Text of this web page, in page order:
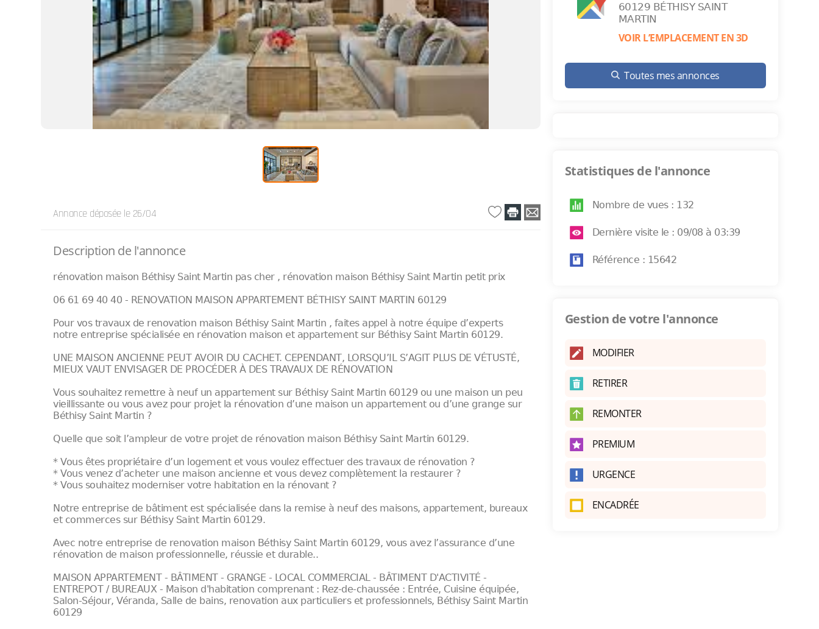
Annonce déposée le 26/04
Description de l'annonce
rénovation maison Béthisy Saint Martin pas cher , rénovation maison Béthisy Saint Martin petit prix
06 61 69 40 40 - RENOVATION MAISON APPARTEMENT BÉTHISY SAINT MARTIN 60129
Pour vos travaux de renovation maison Béthisy Saint Martin , faites appel à notre équipe d’experts
notre entreprise spécialisée en rénovation maison et appartement sur Béthisy Saint Martin 60129.
UNE MAISON ANCIENNE PEUT AVOIR DU CACHET. CEPENDANT, LORSQU’IL S’AGIT PLUS DE VÉTUSTÉ,
MIEUX VAUT ENVISAGER DE PROCÉDER À DES TRAVAUX DE RÉNOVATION
Vous souhaitez remettre à neuf un appartement sur Béthisy Saint Martin 60129 ou une maison un peu
vieillissante ou vous avez pour projet la rénovation d’une maison un appartement ou d’une grange sur
Béthisy Saint Martin ?
Quelle que soit l’ampleur de votre projet de rénovation maison Béthisy Saint Martin 60129.
* Vous êtes propriétaire d’un logement et vous voulez effectuer des travaux de rénovation ?
* Vous venez d’acheter une maison ancienne et vous devez complètement la restaurer ?
* Vous souhaitez moderniser votre habitation en la rénovant ?
Notre entreprise de bâtiment est spécialisée dans la remise à neuf des maisons, appartement, bureaux
et commerces sur Béthisy Saint Martin 60129.
Avec notre entreprise de renovation maison Béthisy Saint Martin 60129, vous avez l’assurance d’une
rénovation de maison professionnelle, réussie et durable..
MAISON APPARTEMENT - BÂTIMENT - GRANGE - LOCAL COMMERCIAL - BÂTIMENT D'ACTIVITÉ -
ENTREPOT / BUREAUX - Maison d'habitation comprenant : Rez-de-chaussée : Entrée, Cuisine équipée,
Salon-Séjour, Véranda, Salle de bains, renovation aux particuliers et professionnels, Béthisy Saint Martin
60129
60129 BÉTHISY SAINT
MARTIN
VOIR L’EMPLACEMENT EN 3D
Toutes mes annonces
Statistiques de l'annonce
Nombre de vues : 132
Dernière visite le : 09/08 à 03:39
Référence : 15642
Gestion de votre l'annonce
MODIFIER
RETIRER
REMONTER
PREMIUM
URGENCE
ENCADRÉE